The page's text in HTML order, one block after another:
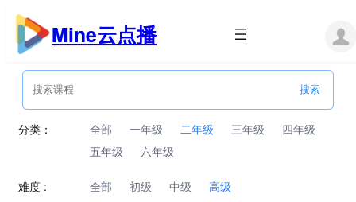
跳
内
Mine云点播
分类： 全部 一年级 二年级 三年级
四年级
五年级
六年级
难度 : 全部 初级 中级 高级